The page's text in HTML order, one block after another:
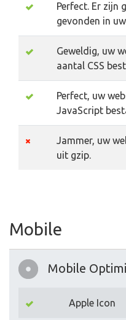
Perfect. Er zijn
gevonden in
Geweldig, uw
aantal CSS
Perfect, uw
JavaScript
Jammer, uw
uit gzip.
Mobile
Mobile
Apple Icon